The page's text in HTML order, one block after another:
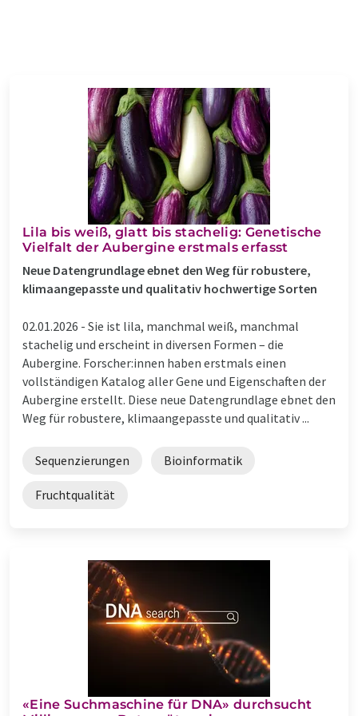
Lila bis weiß, glatt bis stachelig: Genetische
Vielfalt der Aubergine erstmals erfasst
Neue Datengrundlage ebnet den Weg für robustere,
klimaangepasste und qualitativ hochwertige Sorten
02.01.2026 - Sie ist lila, manchmal weiß, manchmal
stachelig und erscheint in diversen Formen – die
Aubergine. Forscher:innen haben erstmals einen
vollständigen Katalog aller Gene und Eigenschaften der
Aubergine erstellt. Diese neue Datengrundlage ebnet den
Weg für robustere, klimaangepasste und qualitativ ...
Sequenzierungen Bioinformatik
Fruchtqualität
«Eine Suchmaschine für DNA» durchsucht